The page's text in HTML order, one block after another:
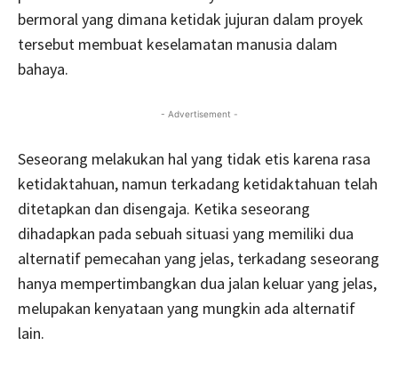
bermoral yang dimana ketidak jujuran dalam proyek
tersebut membuat keselamatan manusia dalam
bahaya.
- Advertisement -
Seseorang melakukan hal yang tidak etis karena rasa
ketidaktahuan, namun terkadang ketidaktahuan telah
ditetapkan dan disengaja. Ketika seseorang
dihadapkan pada sebuah situasi yang memiliki dua
alternatif pemecahan yang jelas, terkadang seseorang
hanya mempertimbangkan dua jalan keluar yang jelas,
melupakan kenyataan yang mungkin ada alternatif
lain.